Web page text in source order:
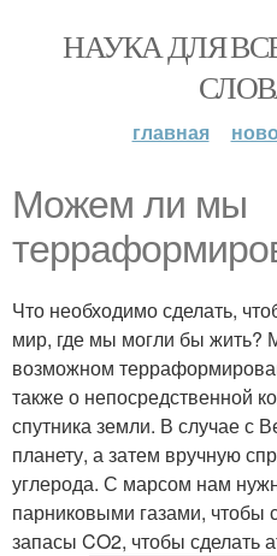
НАУКА ДЛЯ
главная
Можем ли мы
Что необходимо сделать,
мир, где мы могли бы жить?
возможном
также о непосредственной
спутника земли. В случае с
планету, а затем вручную
углерода. С марсом нам
парниковыми газами, чтобы
запасы CO2, чтобы сделать